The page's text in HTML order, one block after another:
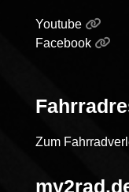
Youtube
Facebook
Zum